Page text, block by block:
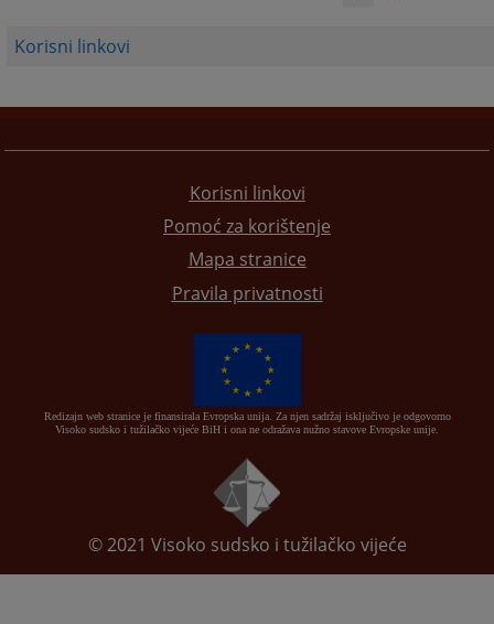
Korisni linkovi
Korisni linkovi
Pomoć za korištenje
Mapa stranice
Pravila privatnosti
Redizajn web stranice je finansirala Evropska unija. Za njen sadržaj isključivo je odgovorno
Visoko sudsko i tužilačko vijeće BiH i ona ne odražava nužno stavove Evropske unije.
© 2021 Visoko sudsko i tužilačko vijeće